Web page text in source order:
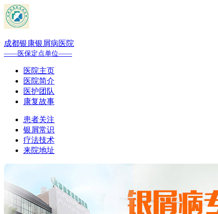
成都银康银屑病医院
——医保定点单位——
医院主页
医院简介
医护团队
康复故事
患者关注
银屑常识
疗法技术
来院地址